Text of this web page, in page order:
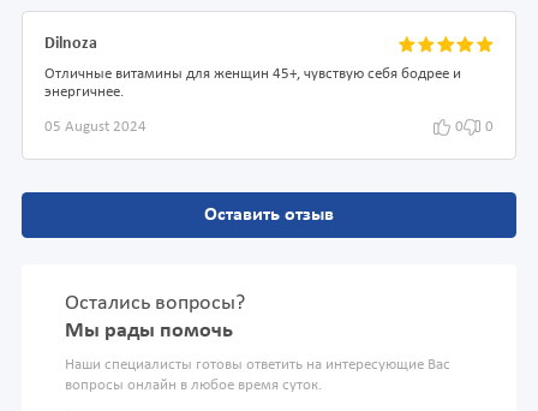
Dilnoza
Отличные витамины для женщин 45+, чувствую себя бодрее и
энергичнее.
05 August 2024 0 0
Оставить отзыв
Остались вопросы?
Мы рады помочь
Наши специалисты готовы ответить на интересующие Вас
вопросы онлайн в любое время суток.